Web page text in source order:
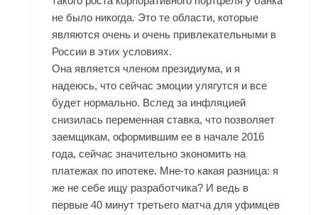
не было никогда. Это те области, которые
являются очень и очень привлекательными в
России в этих условиях.
Она является членом президиума, и я
надеюсь, что сейчас эмоции улягутся и все
будет нормально. Вслед за инфляцией
снизилась переменная ставка, что позволяет
заемщикам, оформившим ее в начале 2016
года, сейчас значительно экономить на
платежах по ипотеке. Мне-то какая разница: я
же не себе ищу разработчика? И ведь в
первые 40 минут третьего матча для уфимцев